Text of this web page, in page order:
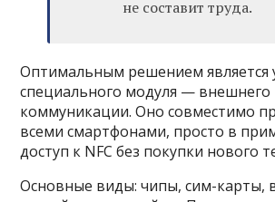
не составит труда.
Оптимальным решением является
специального модуля — внешнего
коммуникации. Оно совместимо
всеми смартфонами, просто в
доступ к NFC без покупки нового
Основные виды: чипы, сим-карты,